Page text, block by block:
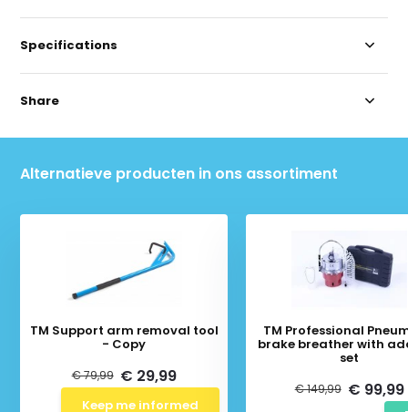
Specifications
Share
Alternatieve producten in ons assortiment
TM Support arm removal tool
- Copy
€ 79,99 € 29,99
Keep me informed
TM Professional
brake breather with
set
€ 149,99 € 99,99